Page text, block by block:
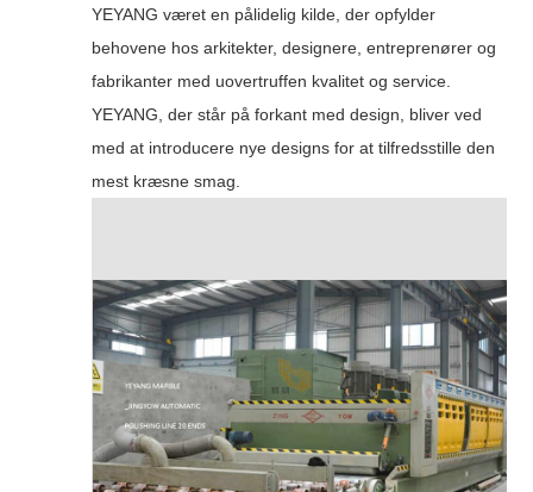
YEYANG været en pålidelig kilde, der opfylder
behovene hos arkitekter, designere, entreprenører og
fabrikanter med uovertruffen kvalitet og service.
YEYANG, der står på forkant med design, bliver ved
med at introducere nye designs for at tilfredsstille den
mest kræsne smag.